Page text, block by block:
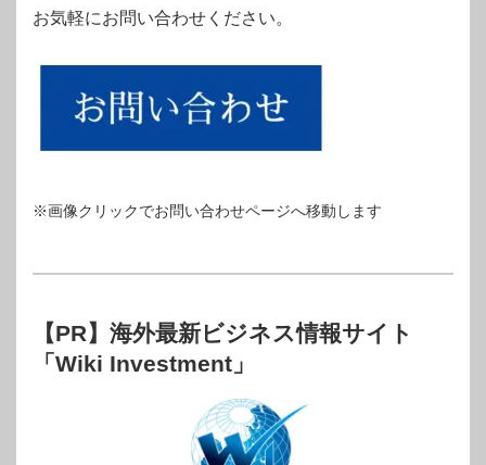
お気軽にお問い合わせください。
※画像クリックでお問い合わせページへ移動します
【PR】海外最新ビジネス情報サイト
「Wiki Investment」